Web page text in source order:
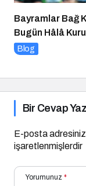
Bayramlar Bağ
Bugün Hâlâ
Blog
Bir Cevap Yaz
E-posta
işaretlenmişlerdir
Yorumunuz *